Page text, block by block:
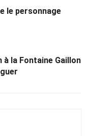
le personnage
à la Fontaine Gaillon